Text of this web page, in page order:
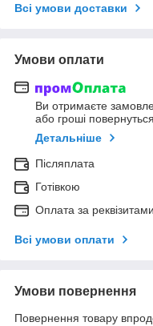
Всі умови доставки
Умови оплати
Ви отримаєте
або гроші
Детальніше
Післяплата
Готівкою
Оплата за реквізитами
Всі умови оплати
Умови повернення
Повернення товару